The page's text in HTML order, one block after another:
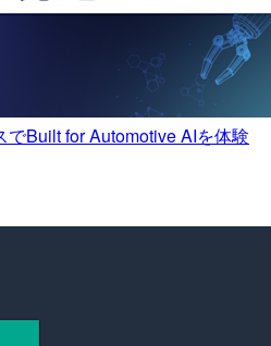
Built for Automotive AIを体験